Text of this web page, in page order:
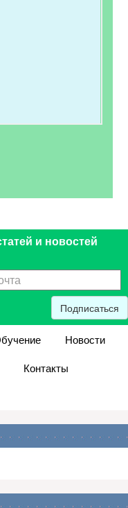
и новостей
Подписаться
Новости
Контакты